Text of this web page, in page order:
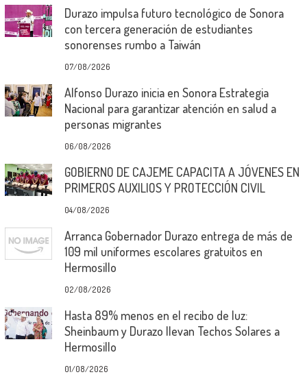
Durazo impulsa futuro tecnológico de Sonora
con tercera generación de estudiantes
sonorenses rumbo a Taiwán
07/08/2026
Alfonso Durazo inicia en Sonora Estrategia
Nacional para garantizar atención en salud a
personas migrantes
06/08/2026
GOBIERNO DE CAJEME CAPACITA A JÓVENES EN
PRIMEROS AUXILIOS Y PROTECCIÓN CIVIL
04/08/2026
Arranca Gobernador Durazo entrega de más de
109 mil uniformes escolares gratuitos en
Hermosillo
02/08/2026
Hasta 89% menos en el recibo de luz:
Sheinbaum y Durazo llevan Techos Solares a
Hermosillo
01/08/2026